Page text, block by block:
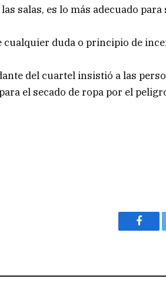
salas, es lo más adecuado
cualquier duda o principio de
del cuartel insistió a las
el secado de ropa por el